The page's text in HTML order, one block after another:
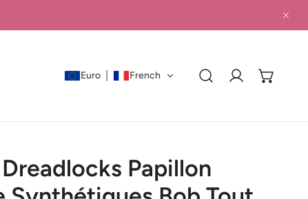
Euro French
Connexion
Papillon